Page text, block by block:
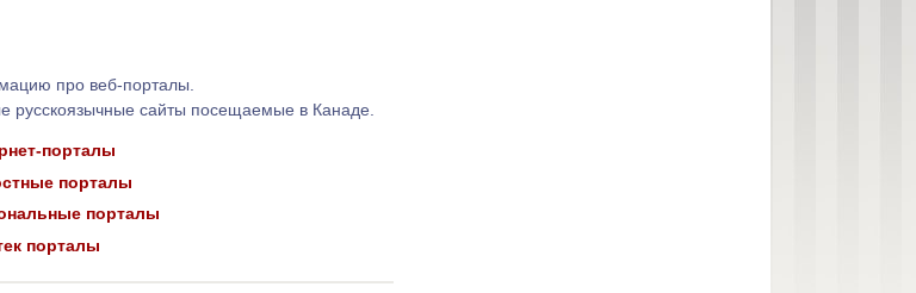
про веб-порталы.
русскоязычные сайты посещаемые в Канаде.
порталы
порталы
порталы
порталы